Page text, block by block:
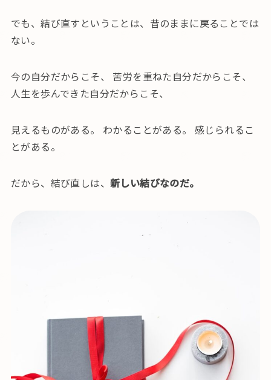
でも、結び直すということは、昔のままに戻ることでは
ない。
今の自分だからこそ、 苦労を重ねた自分だからこそ、
人生を歩んできた自分だからこそ、
見えるものがある。 わかることがある。 感じられるこ
とがある。
だから、結び直しは、 新しい結びなのだ。